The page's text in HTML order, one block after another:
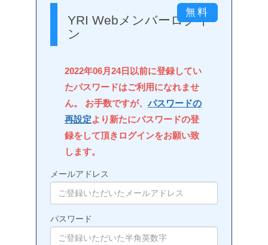
YRI Webメンバーログイ
ン
2022年06月24日以前に登録してい
たパスワードはご利用になれませ
ん。 お手数ですが、 パスワードの
再設定より新たにパスワードの登
録をして頂きログインをお願い致
します。
メールアドレス
パスワード